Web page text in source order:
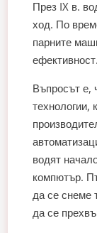
През IX в.
ход. По
парните
ефективност.
Въпросът е,
технологии,
водят
компютър.
да се снеме
да се